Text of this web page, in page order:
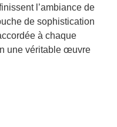
l’ambiance de
de sophistication
à chaque
une véritable œuvre